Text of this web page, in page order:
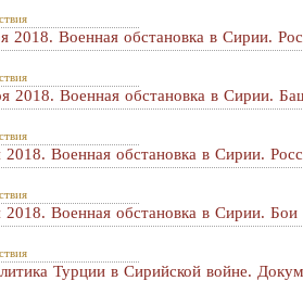
2018. Военная обстановка в Сирии.
2018. Военная обстановка в Сирии.
2018. Военная обстановка в Сирии.
2018. Военная обстановка в Сирии.
Турции в Сирийской войне.